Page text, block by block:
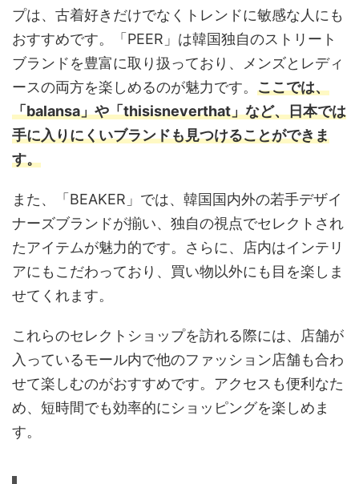
プは、古着好きだけでなくトレンドに敏感な人にも
おすすめです。「PEER」は韓国独自のストリート
ブランドを豊富に取り扱っており、メンズとレディ
ースの両方を楽しめるのが魅力です。 ここでは、
「balansa」や「thisisneverthat」など、日本では
手に入りにくいブランドも見つけることができま
す。
また、「BEAKER」では、韓国国内外の若手デザイ
ナーズブランドが揃い、独自の視点でセレクトされ
たアイテムが魅力的です。さらに、店内はインテリ
アにもこだわっており、買い物以外にも目を楽しま
せてくれます。
これらのセレクトショップを訪れる際には、店舗が
入っているモール内で他のファッション店舗も合わ
せて楽しむのがおすすめです。アクセスも便利なた
め、短時間でも効率的にショッピングを楽しめま
す。